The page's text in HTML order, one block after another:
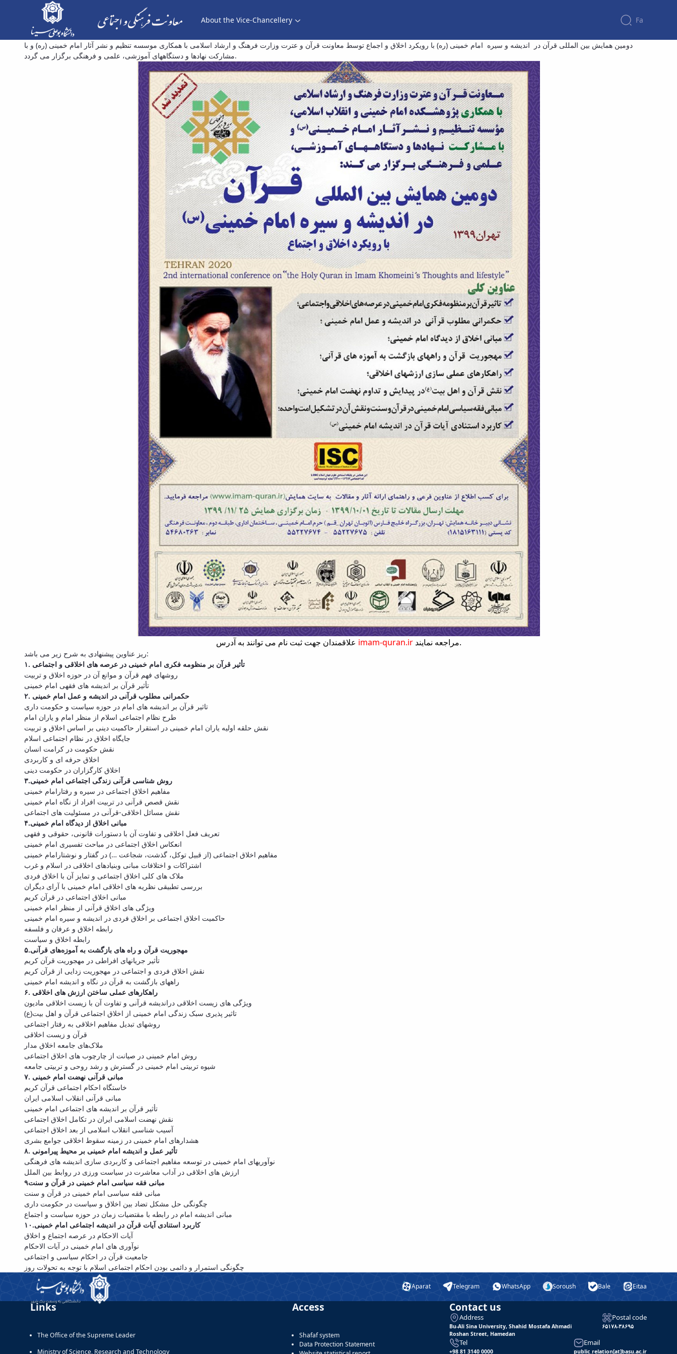
About the Vice-Chancellery Fa
دومین همایش بین المللی قرآن در اندیشه و سیره امام خمینی (ره) با رویکرد اخلاق و اجماع - معاونت فرهنگی
دومین همایش بین المللی قرآن در اندیشه و سیره امام خمینی (ره) با رویکرد اخلاق و اجماع توسط معاونت قرآن و عترت وزارت فرهنگ و ارشاد اسلامی با همکاری موسسه تنظیم و نشر آثار امام خمینی (ره) و با
مشارکت نهادها و دستگاههای آموزشی، علمی و فرهنگی برگزار می گردد.
imam-quran.ir‌ مراجعه نمایند.
ریز عناوین پیشنهادی به شرح زیر می باشد:
۱. تأثیر قرآن بر منظومه فکری امام خمینی در عرصه های اخلاقی و اجتماعی
روشهای فهم قرآن و موانع آن در حوزه اخلاق و تربیت
تأثیر قرآن بر اندیشه های فقهی امام خمینی
۲. حکمرانی مطلوب قرآنی در اندیشه و عمل امام خمینی
تاثیر قرآن بر اندیشه های امام در حوزه سیاست و حکومت داری
طرح نظام اجتماعی اسلام از منظر امام و یاران امام
نقش حلقه اولیه یاران امام خمینی در استقرار حاکمیت دینی بر اساس اخلاق و تربیت
جایگاه اخلاق در نظام اجتماعی اسلام
نقش حکومت در کرامت انسان
اخلاق حرفه ای و کاربردی
اخلاق کارگزاران در حکومت دینی
۳.روش شناسی قرآنی زندگی اجتماعی امام خمینی
مفاهیم اخلاق اجتماعی در سیره و رفتارامام خمینی
نقش قصص قرآنی در تربیت افراد از نگاه امام خمینی
نقش مسائل اخلاقی-قرآنی در مسئولیت های اجتماعی
۴.مبانی اخلاق از دیدگاه امام خمینی
تعریف فعل اخلاقی و تفاوت آن با دستورات قانونی، حقوقی و فقهی
انعکاس اخلاق اجتماعی در مباحث تفسیری امام خمینی
مفاهیم اخلاق اجتماعی (از قبیل توکل، گذشت، شجاعت …‌) در گفتار و نوشتارامام خمینی
اشتراکات و اختلافات مبانی وبنیادهای اخلاقی در اسلام و غرب
ملاک های کلی اخلاق اجتماعی و تمایز آن با اخلاق فردی
بررسی تطبیقی نظریه های اخلاقی امام خمینی با آرای دیگران
مبانی اخلاق اجتماعی در قرآن کریم
ویژگی های اخلاق قرآنی از منظر امام خمینی
حاکمیت اخلاق اجتماعی بر اخلاق فردی در اندیشه و سیره امام خمینی
رابطه اخلاق و عرفان و فلسفه
رابطه اخلاق و سیاست
۵.مهجوریت قرآن و راه های بازگشت به آموزه‌های قرآنی
تأثیر جریانهای افراطی در مهجوریت قرآن کریم
نقش اخلاق فردی و اجتماعی در مهجوریت زدایی از قرآن کریم
راههای بازگشت به قرآن در نگاه و اندیشه امام خمینی
۶. راهکارهای عملی ساختن ارزش های اخلاقی
ویژگی های زیست اخلاقی دراندیشه قرآنی و تفاوت آن با زیست اخلاقی مادیون
تاثیر پذیری سبک زندگی امام خمینی از اخلاق اجتماعی قرآن و اهل بیت(ع)
روشهای تبدیل مفاهیم اخلاقی به رفتار اجتماعی
قرآن و زیست اخلاقی
ملاک‌های جامعه اخلاق مدار
روش امام خمینی در صیانت از چارچوب های اخلاق اجتماعی
شیوه تربیتی امام خمینی در گسترش و رشد روحی و تربیتی جامعه
۷. مبانی قرآنی نهضت امام خمینی
خاستگاه احکام اجتماعی قرآن کریم
مبانی قرآنی انقلاب اسلامی ایران
تأثیر قرآن بر اندیشه های اجتماعی امام خمینی
نقش نهضت اسلامی ایران در تکامل اخلاق اجتماعی
آسیب شناسی انقلاب اسلامی از بعد اخلاق اجتماعی
هشدارهای امام خمینی در زمینه سقوط اخلاقی جوامع بشری
۸. تأثیر عمل و اندیشه امام خمینی بر محیط پیرامونی
نوآوریهای امام خمینی در توسعه مفاهیم اجتماعی و کاربردی سازی اندیشه های فرهنگی
ارزش های اخلاقی در آداب معاشرت در سیاست ورزی در روابط بین الملل
۹مبانی فقه سیاسی امام خمینی در قرآن و سنت
مبانی فقه سیاسی امام خمینی در قرآن و سنت
چگونگی حل مشکل تضاد بین اخلاق و سیاست در حکومت داری
مبانی اندیشه امام در رابطه با مقتضیات زمان در حوزه سیاست و اجتماع
۱۰.کاربرد استنادی آیات قرآن در اندیشه اجتماعی امام خمینی
آیات الاحکام در عرصه اجتماع و اخلاق
نوآوری های امام خمینی در آیات الاحکام
جامعیت قرآن در احکام سیاسی و اجتماعی
چگونگی استمرار و دائمی بودن احکام اجتماعی اسلام با توجه به تحولات روز
Aparat Telegram WhatsApp Soroush Bale Eitaa
Links
The Office of the Supreme Leader
Ministry of Science, Research and Technology
Access
Shafaf system
Data Protection Statement
Contact us
Address
Bu-Ali Sina University, Shahid Mostafa Ahmadi
Roshan Street, Hamedan
Postal code
۶۵۱۷۸-۳۸۶۹۵
Tel
+98 81 3140 0000
Email
public_relation[at]basu.ac.ir